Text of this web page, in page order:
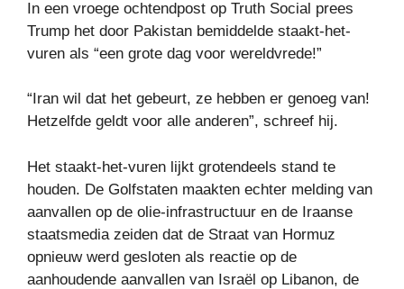
In een vroege ochtendpost op Truth Social prees
Trump het door Pakistan bemiddelde staakt-het-
vuren als “een grote dag voor wereldvrede!”
“Iran wil dat het gebeurt, ze hebben er genoeg van!
Hetzelfde geldt voor alle anderen”, schreef hij.
Het staakt-het-vuren lijkt grotendeels stand te
houden. De Golfstaten maakten echter melding van
aanvallen op de olie-infrastructuur en de Iraanse
staatsmedia zeiden dat de Straat van Hormuz
opnieuw werd gesloten als reactie op de
aanhoudende aanvallen van Israël op Libanon, de